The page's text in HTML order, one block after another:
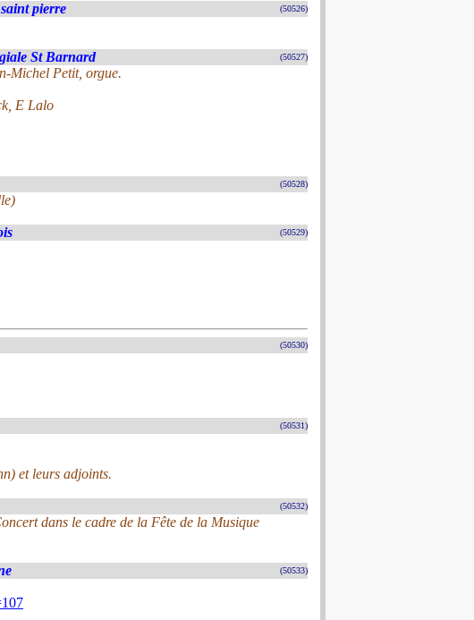
pierre (50526)
St Barnard (50527)
Michel Petit, orgue.
E Lalo
(50528)
(50529)
(50530)
(50531)
et leurs adjoints.
(50532)
dans le cadre de la Fête de la Musique
(50533)